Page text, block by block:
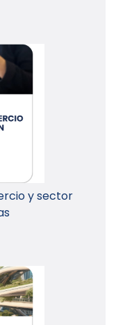
y sector